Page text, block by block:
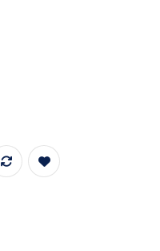
mennyiség